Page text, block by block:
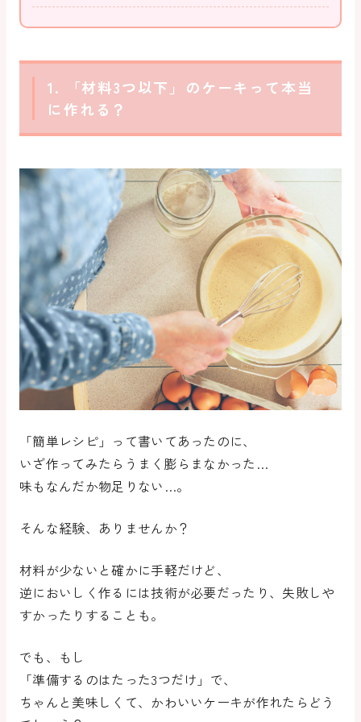
1. 「材料3つ以下」のケーキって本当
に作れる？
「簡単レシピ」って書いてあったのに、
いざ作ってみたらうまく膨らまなかった…
味もなんだか物足りない…。
そんな経験、ありませんか？
材料が少ないと確かに手軽だけど、
逆に おいしく作るには技術が必要だったり、失敗しや
すかったり することも。
でも、もし
「準備するのはたった3つだけ」で、
ちゃんと美味しくて、かわいいケーキが作れたらどう